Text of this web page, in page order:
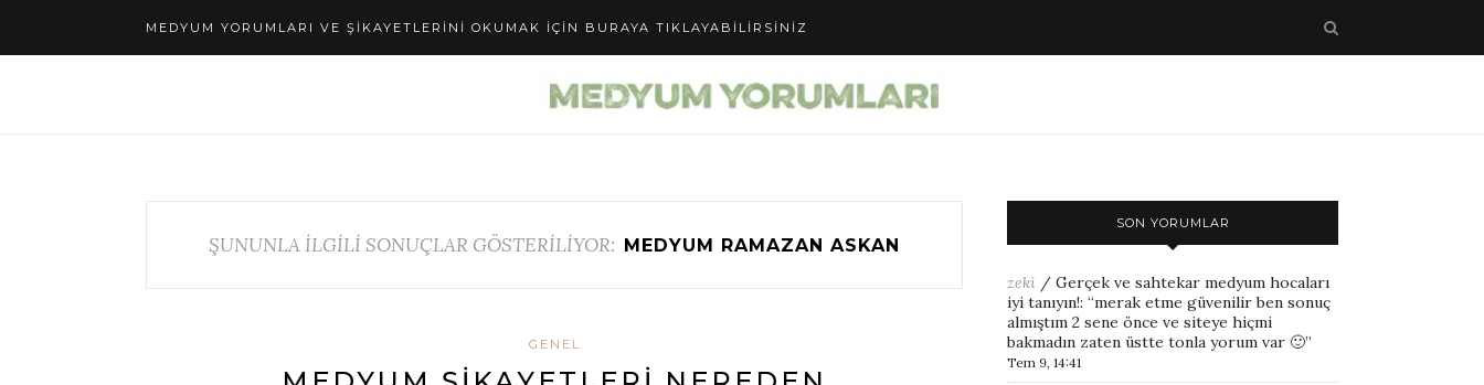
MEDYUM YORUMLARI VE ŞIKAYETLERINI OKUMAK IÇIN BURAYA TIKLAYABILIRSINIZ
ŞUNUNLA İLGİLİ SONUÇLAR GÖSTERİLİYOR: MEDYUM RAMAZAN ASKAN
GENEL
SON YORUMLAR
zeki / Gerçek ve sahtekar medyum hocaları
iyi tanıyın!: “merak etme güvenilir ben sonuç
almıştım 2 sene önce ve siteye hiçmi
bakmadın zaten üstte tonla yorum var 🙂”
Tem 9, 14:41